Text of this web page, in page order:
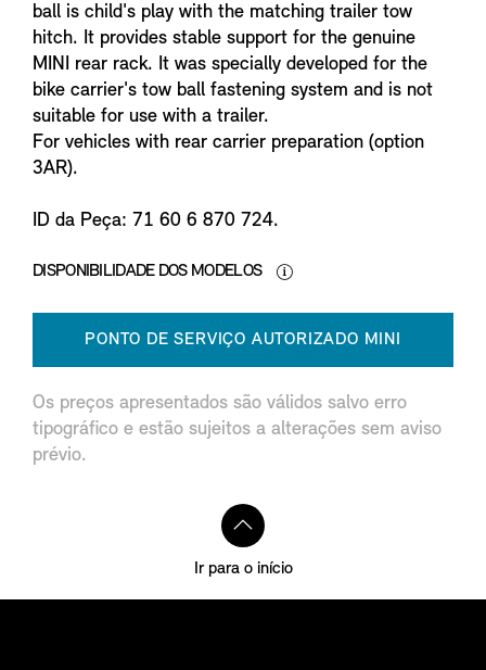
ball is child's play with the matching trailer tow
hitch. It provides stable support for the genuine
MINI rear rack. It was specially developed for the
bike carrier's tow ball fastening system and is not
suitable for use with a trailer.
For vehicles with rear carrier preparation (option
3AR).
ID da Peça: 71 60 6 870 724.
DISPONIBILIDADE DOS MODELOS
PONTO DE SERVIÇO AUTORIZADO MINI
Os preços apresentados são válidos salvo erro
tipográfico e estão sujeitos a alterações sem aviso
prévio.
Ir para o início